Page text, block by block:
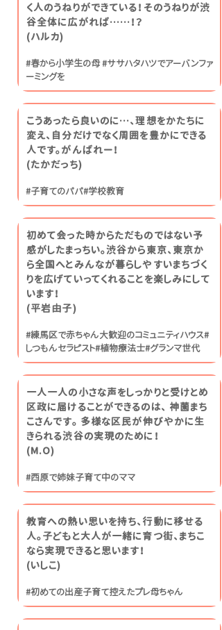
く人のうねりができている！そのうねりが渋
谷全体に広がれば……！？
​(ハルカ)
#春から小学生の母 #ササハタハツでアーバンファ
ーミングを
こうあったら良いのに…、理想をかたちに
変え、自分だけでなく周囲を豊かにできる
人です。がんばれー！
(たかだっち)
#子育てのパパ#学校教育
初めて会った時からただものではない予
感がしたまっちい。渋谷から東京、東京か
ら全国へとみんなが暮らしやすいまちづく
りを広げていってくれることを楽しみにして
います！
(平岩由子)
#練馬区で赤ちゃん大歓迎のコミュニティハウス#
しつもんセラピスト#植物療法士#グランマ世代
一人一人の小さな声をしっかりと受けとめ
区政に届けることができるのは、 神薗まち
こさんです。 多様な区民が伸びやかに生
きられる渋谷の実現のために！
(M.O)
#西原で姉妹子育て中のママ
教育への熱い思いを持ち、行動に移せる
人。子どもと大人が一緒に育つ街、まちこ
なら実現できると思います！
(いしこ)
#初めての出産子育て控えたプレ母ちゃん